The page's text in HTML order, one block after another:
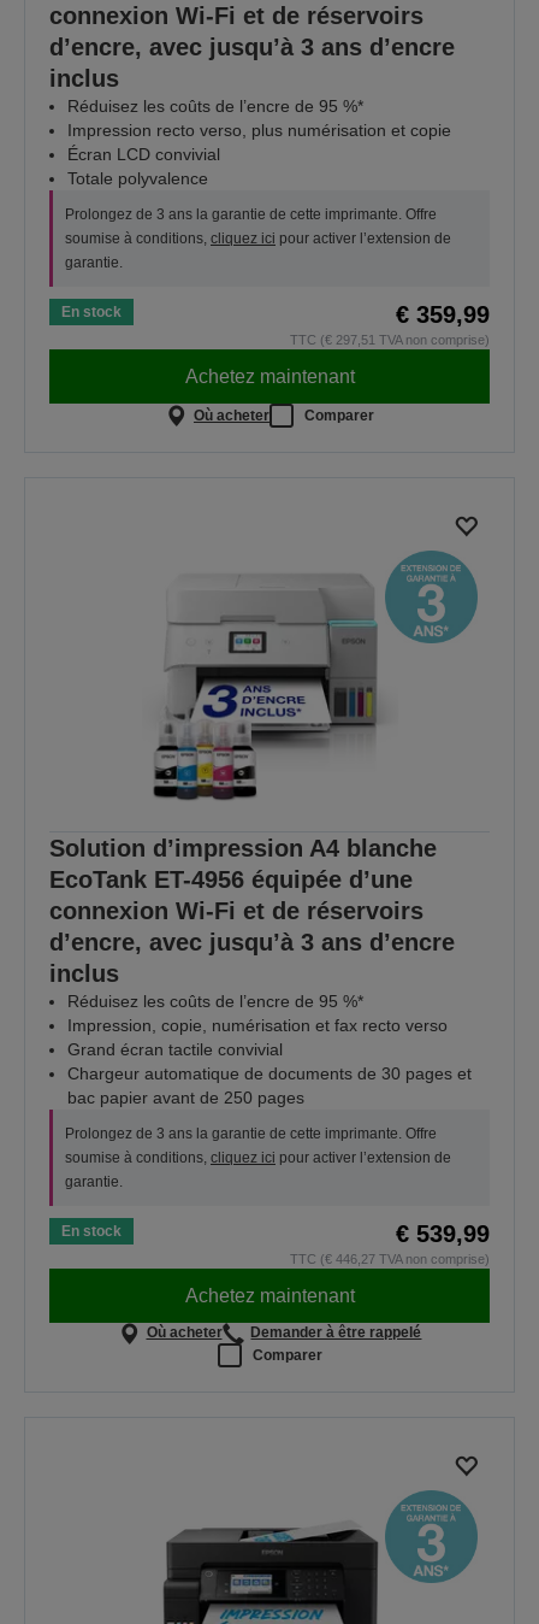
connexion Wi-Fi et de réservoirs
d’encre, avec jusqu’à 3 ans d’encre
inclus
Réduisez les coûts de l’encre de 95 %*
Impression recto verso, plus numérisation et copie
Écran LCD convivial
Totale polyvalence
Prolongez de 3 ans la garantie de cette imprimante. Offre
soumise à conditions, cliquez ici pour activer l’extension de
garantie.
En stock € 359,99
TTC (€ 297,51 TVA non comprise)
Achetez maintenant
Où acheter Comparer
Solution d’impression A4 blanche
EcoTank ET-4956 équipée d’une
connexion Wi-Fi et de réservoirs
d’encre, avec jusqu’à 3 ans d’encre
inclus
Réduisez les coûts de l’encre de 95 %*
Impression, copie, numérisation et fax recto verso
Grand écran tactile convivial
Chargeur automatique de documents de 30 pages et
bac papier avant de 250 pages
Prolongez de 3 ans la garantie de cette imprimante. Offre
soumise à conditions, cliquez ici pour activer l’extension de
garantie.
En stock € 539,99
TTC (€ 446,27 TVA non comprise)
Achetez maintenant
Où acheter
Demander à être rappelé
Comparer